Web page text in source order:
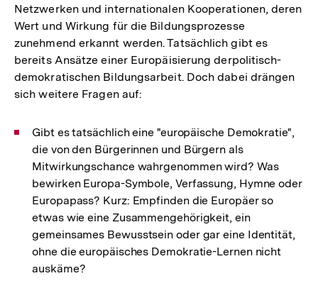
Netzwerken und internationalen Kooperationen, deren
Wert und Wirkung für die Bildungsprozesse
zunehmend erkannt werden. Tatsächlich gibt es
bereits Ansätze einer Europäisierung derpolitisch-
demokratischen Bildungsarbeit. Doch dabei drängen
sich weitere Fragen auf:
Gibt es tatsächlich eine "europäische Demokratie",
die von den Bürgerinnen und Bürgern als
Mitwirkungschance wahrgenommen wird? Was
bewirken Europa-Symbole, Verfassung, Hymne oder
Europapass? Kurz: Empfinden die Europäer so
etwas wie eine Zusammengehörigkeit, ein
gemeinsames Bewusstsein oder gar eine Identität,
ohne die europäisches Demokratie-Lernen nicht
auskäme?